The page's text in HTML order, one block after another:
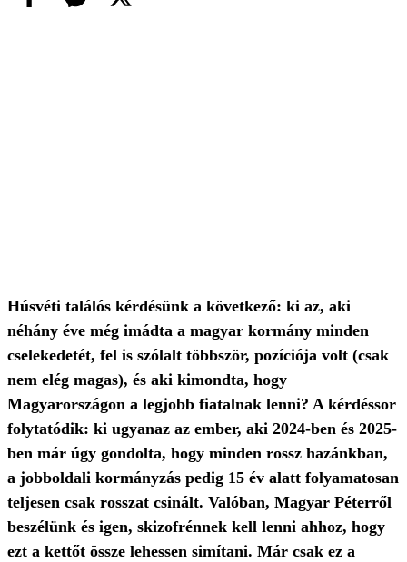
Húsvéti találós kérdésünk a következő: ki az, aki
néhány éve még imádta a magyar kormány minden
cselekedetét, fel is szólalt többször, pozíciója volt (csak
nem elég magas), és aki kimondta, hogy
Magyarországon a legjobb fiatalnak lenni? A kérdéssor
folytatódik: ki ugyanaz az ember, aki 2024-ben és 2025-
ben már úgy gondolta, hogy minden rossz hazánkban,
a jobboldali kormányzás pedig 15 év alatt folyamatosan
teljesen csak rosszat csinált. Valóban, Magyar Péterről
beszélünk és igen, skizofrénnek kell lenni ahhoz, hogy
ezt a kettőt össze lehessen simítani. Már csak ez a